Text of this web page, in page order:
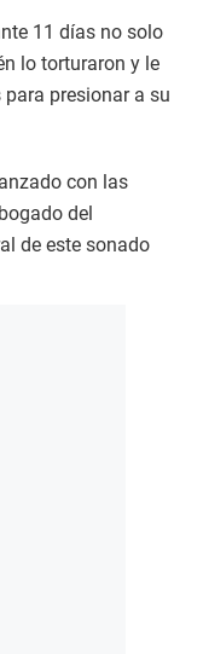
11 días no solo
lo torturaron y le
presionar a su
con las
del
de este sonado